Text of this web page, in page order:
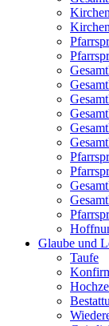
Glaube und
Taufe